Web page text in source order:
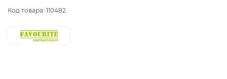
Код товара: 110482